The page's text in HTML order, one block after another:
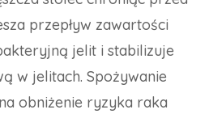
przepływ zawartości
jelit i stabilizuje
w jelitach. Spożywanie
obniżenie ryzyka raka